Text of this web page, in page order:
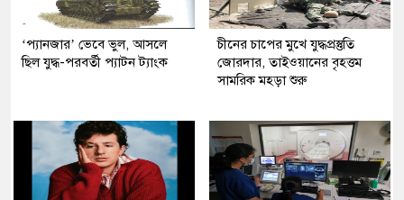
‘প্যানজার’ ভেবে ভুল, আসলে
ছিল যুদ্ধ-পরবর্তী প্যাটন ট্যাংক
চীনের চাপের মুখে যুদ্ধপ্রস্তুতি
জোরদার, তাইওয়ানের বৃহত্তম
সামরিক মহড়া শুরু